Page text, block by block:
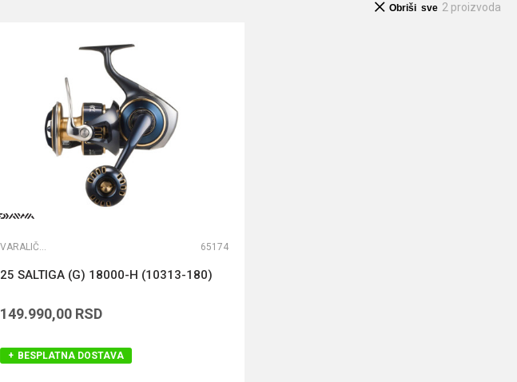
2 proizvoda
Obriši sve
VARALIČARSKE MAŠINICE 65174
25 SALTIGA (G) 18000-H (10313-180)
149.990,00 RSD
BESPLATNA DOSTAVA